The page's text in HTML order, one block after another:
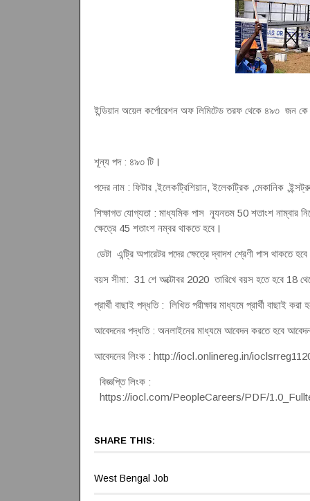
ইন্ডিয়ান অয়েল কর্পোরেশন অফ লিমিটেড তরফ থেকে ৪৯৩ জন কে
শূন্য পদ : ৪৯৩ টি।
পদের নাম : ফিটার ,ইলেকট্রিশিয়ান, ইলেকট্রিক ,মেকানিক
শিক্ষাগত যোগ্যতা : মাধ্যমিক পাস ন্যূনতম 50 শতাংশ নাম্বার
ক্ষেত্রে 45 শতাংশ নম্বর থাকতে হবে।
ডেটা এন্ট্রি অপারেটর পদের ক্ষেত্রে দ্বাদশ শ্রেণী পাস থাকতে হবে
বয়স সীমা: 31 শে অক্টোবর 2020 তারিখে বয়স হতে হবে 18
প্রার্থী বাছাই পদ্ধতি : লিখিত পরীক্ষার মাধ্যমে প্রার্থী বাছাই করা
আবেদনের পদ্ধতি : অনলাইনের মাধ্যমে আবেদন করতে হবে
আবেদনের লিংক : http://iocl.onlinereg.in/
বিজ্ঞপ্তি লিংক :
https://iocl.com/PeopleCareers/PDF/
SHARE THIS:
West Bengal Job